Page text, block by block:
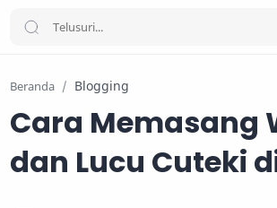
Beranda Blogging
Cara Memasang
dan Lucu Cuteki